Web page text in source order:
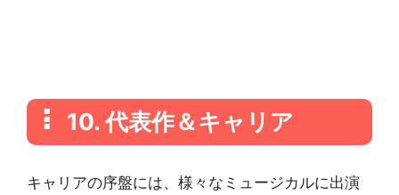
10. 代表作＆キャリア
キャリアの序盤には、様々なミュージカルに出演